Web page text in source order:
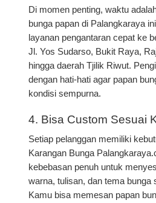
Di momen penting, waktu
bunga papan di Palangkaraya
layanan pengantaran cepat ke
Jl. Yos Sudarso, Bukit Raya,
hingga daerah Tjilik Riwut.
dengan hati-hati agar papan
kondisi sempurna.
4. Bisa Custom Sesuai
Setiap pelanggan memiliki
Karangan Bunga
kebebasan penuh untuk
warna, tulisan, dan tema bunga
Kamu bisa memesan papan